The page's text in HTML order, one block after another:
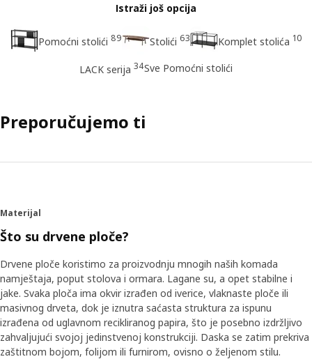
Istraži još opcija
Pomoćni stolići 89 Stolići 63 Komplet stolića 10
LACK serija 34Sve Pomoćni stolići
Preporučujemo ti
Materijal
Što su drvene ploče?
Drvene ploče koristimo za proizvodnju mnogih naših komada
namještaja, poput stolova i ormara. Lagane su, a opet stabilne i
jake. Svaka ploča ima okvir izrađen od iverice, vlaknaste ploče ili
masivnog drveta, dok je iznutra saćasta struktura za ispunu
izrađena od uglavnom recikliranog papira, što je posebno izdržljivo
zahvaljujući svojoj jedinstvenoj konstrukciji. Daska se zatim prekriva
zaštitnom bojom, folijom ili furnirom, ovisno o željenom stilu.